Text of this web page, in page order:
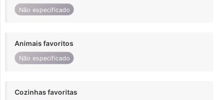
Não especificado
Animais favoritos
Não especificado
Cozinhas favoritas